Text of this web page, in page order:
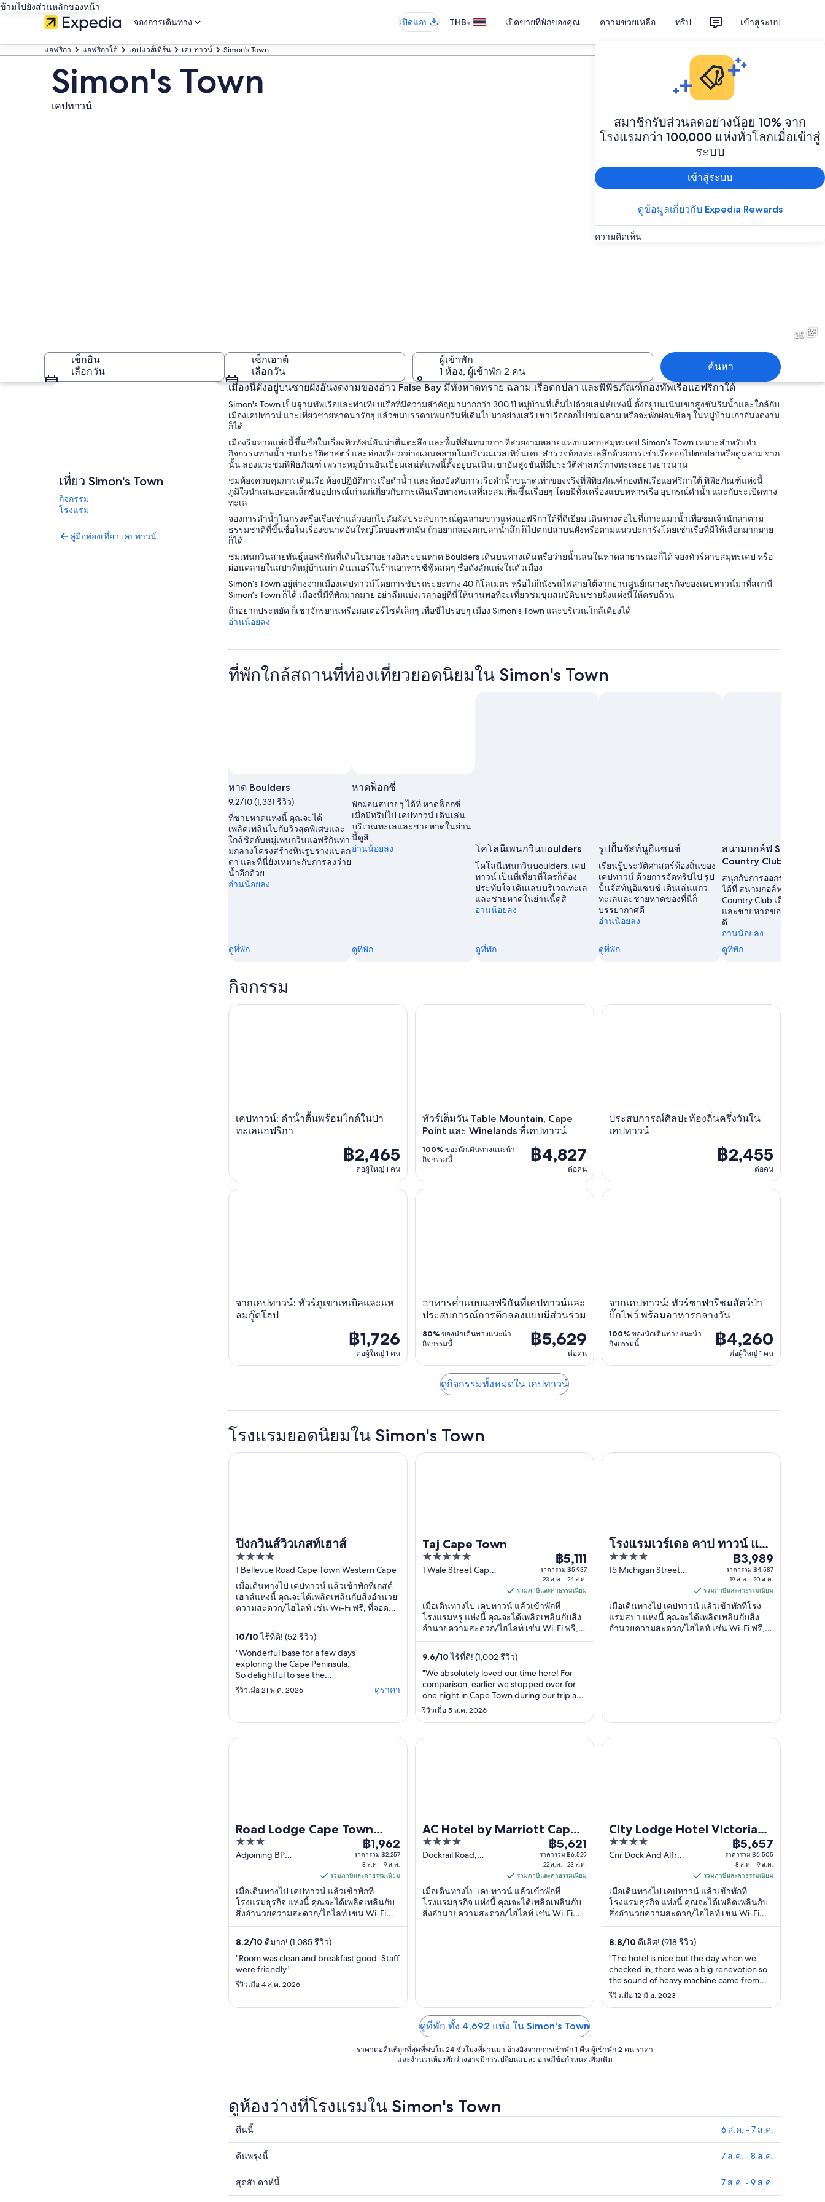
ข้ามไปยังส่วนหลักของหน้า
จองการเดินทาง
เปิดแอป THB• เปิดขายที่พักของคุณ ความช่วยเหลือ ทริป เข้าสู่ระบบ
สมาชิกรับส่วนลดอย่างน้อย 10% จาก
โรงแรมกว่า 100,000 แห่งทั่วโลกเมื่อเข้าสู่
ระบบ
เข้าสู่ระบบ
ดูข้อมูลเกี่ยวกับ Expedia Rewards
ความคิดเห็น
แอฟริกา แอฟริกาใต้ เคปแวส์เทิร์น เคปทาวน์ Simon's Town
Simon's Town
เคปทาวน์
Simon's Town Simon's Town
25
เช็กอิน
เลือกวัน
เช็กเอาต์
เลือกวัน
ผู้เข้าพัก
1 ห้อง, ผู้เข้าพัก 2 คน
ค้นหา
เที่ยว Simon's Town
กิจกรรม
โรงแรม
คู่มือท่องเที่ยว เคปทาวน์
เมืองนี้ตั้งอยู่บนชายฝั่งอันงดงามของอ่าว False Bay มีทั้งหาดทราย ฉลาม เรือตกปลา และพิพิธภัณฑ์กองทัพเรือแอฟริกาใต้
Simon's Town เป็นฐานทัพเรือและท่าเทียบเรือที่มีความสำคัญมามากกว่า 300 ปี หมู่บ้านที่เต็มไปด้วยเสน่ห์แห่งนี้ ตั้งอยู่บนเนินเขาสูงชันริมน้ำและใกล้กับ
เมืองเคปทาวน์ แวะเที่ยวชายหาดน่ารักๆ แล้วชมบรรดาเพนกวินที่เดินไปมาอย่างเสรี เช่าเรือออกไปชมฉลาม หรือจะพักผ่อนชิลๆ ในหมู่บ้านเก่าอันงดงาม
ก็ได้
เมืองริมหาดแห่งนี้ขึ้นชื่อในเรื่องทิวทัศน์อันน่าตื่นตะลึง และพื้นที่สันทนาการที่สวยงามหลายแห่งบนคาบสมุทรเคป Simon’s Town เหมาะสำหรับทำ
กิจกรรมทางน้ำ ชมประวัติศาสตร์ และท่องเที่ยวอย่างผ่อนคลายในบริเวณเวสเทิร์นเคป สำรวจท้องทะเลลึกด้วยการเช่าเรือออกไปตกปลาหรือดูฉลาม จาก
นั้น ลองแวะชมพิพิธภัณฑ์ เพราะหมู่บ้านอันเปี่ยมเสน่ห์แห่งนี้ตั้งอยู่บนเนินเขาอันสูงชันที่มีประวัติศาสตร์ทางทะเลอย่างยาวนาน
ชมห้องควบคุมการเดินเรือ ห้องปฏิบัติการเรือดำน้ำ และห้องบังคับการเรือดำน้ำขนาดเท่าของจริงที่พิพิธภัณฑ์กองทัพเรือแอฟริกาใต้ พิพิธภัณฑ์แห่งนี้
ภูมิใจนำเสนอคอลเล็กชันอุปกรณ์เก่าแก่เกี่ยวกับการเดินเรือทางทะเลที่สะสมเพิ่มขึ้นเรื่อยๆ โดยมีทั้งเครื่องแบบทหารเรือ อุปกรณ์ดำน้ำ และกับระเบิดทาง
ทะเล
จองการดำน้ำในกรงหรือเรือเช่าแล้วออกไปสัมผัสประสบการณ์ดูฉลามขาวแห่งแอฟริกาใต้ที่ดีเยี่ยม เดินทางต่อไปที่เกาะแมวน้ำเพื่อชมเจ้านักล่าตาม
ธรรมชาติที่ขึ้นชื่อในเรื่องขนาดอันใหญ่โตของพวกมัน ถ้าอยากลองตกปลาน้ำลึก ก็ไปตกปลาบนฝั่งหรือตามแนวปะการังโดยเช่าเรือที่มีให้เลือกมากมาย
ก็ได้
ชมเพนกวินสายพันธุ์แอฟริกันที่เดินไปมาอย่างอิสระบนหาด Boulders เดินบนทางเดินหรือว่ายน้ำเล่นในหาดสาธารณะก็ได้ จองทัวร์คาบสมุทรเคป หรือ
ผ่อนคลายในสปาที่หมู่บ้านเก่า ดินเนอร์ในร้านอาหารซีฟู้ดสดๆ ชื่อดังสักแห่งในตัวเมือง
Simon’s Town อยู่ห่างจากเมืองเคปทาวน์โดยการขับรถระยะทาง 40 กิโลเมตร หรือไม่ก็นั่งรถไฟสายใต้จากย่านศูนย์กลางธุรกิจของเคปทาวน์มาที่สถานี
Simon’s Town ก็ได้ เมืองนี้มีที่พักมากมาย อย่าลืมแบ่งเวลาอยู่ที่นี่ให้นานพอที่จะเที่ยวชมขุมสมบัติบนชายฝั่งแห่งนี้ให้ครบถ้วน
ถ้าอยากประหยัด ก็เช่าจักรยานหรือมอเตอร์ไซค์เล็กๆ เพื่อขี่ไปรอบๆ เมือง Simon’s Town และบริเวณใกล้เคียงได้
อ่านน้อยลง
ที่พักใกล้สถานที่ท่องเที่ยวยอดนิยมใน Simon's Town
หาด Boulders
9.2/10 (1,331 รีวิว)
ที่ชายหาดแห่งนี้ คุณจะได้
เพลิดเพลินไปกับวิวสุดพิเศษและ
ใกล้ชิดกับหมู่เพนกวินแอฟริกันท่า
มกลางโครงสร้างหินรูปร่างแปลก
ตา และที่นี่ยังเหมาะกับการลงว่าย
น้ำอีกด้วย
อ่านน้อยลง
ดูที่พัก
หาดฟ็อกซี่
พักผ่อนสบายๆ ได้ที่ หาดฟ็อกซี่
เมื่อมีทริปไป เคปทาวน์ เดินเล่น
บริเวณทะเลและชายหาดในย่าน
นี้ดูสิ
อ่านน้อยลง
ดูที่พัก
โคโลนีเพนกวินบoulders
โคโลนีเพนกวินบoulders, เคป
ทาวน์ เป็นที่เที่ยวที่ใครก็ต้อง
ประทับใจ เดินเล่นบริเวณทะเล
และชายหาดในย่านนี้ดูสิ
อ่านน้อยลง
ดูที่พัก
รูปปั้นจัสท์นูอิแซนซ์
เรียนรู้ประวัติศาสตร์ท้องถิ่นของ
เคปทาวน์ ด้วยการจัดทริปไป รูป
ปั้นจัสท์นูอิแซนซ์ เดินเล่นแถว
ทะเลและชายหาดของที่นี่ก็
บรรยากาศดี
อ่านน้อยลง
ดูที่พัก
สนามกอล์ฟ Simon's
Country Club
สนุกกับการออกรอบใน เคป
ได้ที่ สนามกอล์ฟ Simon's
Country Club เดินเล่นแถว
และชายหาดของที่นี่ก็บรรย
ดี
อ่านน้อยลง
ดูที่พัก
กิจกรรม
เคปทาวน์: ดําน้ําตื้นพร้อมไกด์ในป่า
ทะเลแอฟริกา
฿2,465
ต่อผู้ใหญ่ 1 คน
เคปทาวน์: ดําน้ําตื้นพร้อมไกด์ในป่าทะเลแอฟริกา
ทัวร์เต็มวัน Table Mountain, Cape
Point และ Winelands ที่เคปทาวน์
฿4,827
ต่อคน
100% ของนักเดินทางแนะนำ
กิจกรรมนี้
ทัวร์เต็มวัน Table Mountain, Cape Point และ Winelands ที่เคปทาวน์
ประสบการณ์ศิลปะท้องถิ่นครึ่งวันใน
เคปทาวน์
฿2,455
ต่อคน
ประสบการณ์ศิลปะท้องถิ่นครึ่งวันในเคปทาวน์
จากเคปทาวน์: ทัวร์ภูเขาเทเบิลและแห
ลมกู๊ดโฮป
฿1,726
ต่อผู้ใหญ่ 1 คน
จากเคปทาวน์: ทัวร์ภูเขาเทเบิลและแหลมกู๊ดโฮป
อาหารค่ําแบบแอฟริกันที่เคปทาวน์และ
ประสบการณ์การตีกลองแบบมีส่วนร่วม
฿5,629
ต่อคน
80% ของนักเดินทางแนะนำ
กิจกรรมนี้
อาหารค่ําแบบแอฟริกันที่เคปทาวน์และประสบการณ์การตีกลองแบบมีส่วนร่วม
จากเคปทาวน์: ทัวร์ซาฟารีชมสัตว์ป่า
บิ๊กไฟว์ พร้อมอาหารกลางวัน
฿4,260
ต่อผู้ใหญ่ 1 คน
100% ของนักเดินทางแนะนำ
กิจกรรมนี้
จากเคปทาวน์: ทัวร์ซาฟารีชมสัตว์ป่าบิ๊กไฟว์ พร้อมอ
ดูกิจกรรมทั้งหมดใน เคปทาวน์
โรงแรมยอดนิยมใน Simon's Town
ปิงกวินส์วิวเกสท์เฮาส์
4
out
of
5
1 Bellevue Road Cape Town Western Cape
เมื่อเดินทางไป เคปทาวน์ แล้วเข้าพักที่เกสต์
เฮาส์แห่งนี้ คุณจะได้เพลิดเพลินกับสิ่งอำนวย
ความสะดวก/ไฮไลท์ เช่น Wi-Fi ฟรี, ที่จอดรถ
ฟรี และ สวน ที่เที่ยวยอดนิยมในบริเวณใกล้
เคียง ...
10/10ไร้ที่ติ! (52 รีวิว)
"Wonderful base for a few days
exploring the Cape Peninsula.
So delightful to see the
adorable African Penguins from
everything we needed - highly
รีวิวเมื่อ 21 พ.ค. 2026 ดูราคา
ปิงกวินส์วิวเกสท์เฮาส์
Taj Cape Town
5
out
1 Wale Street Cape
ราคา
฿5,111
ต่อ
คืน
เข้า
พัก
ถึง
24
฿5,111
ราคารวม ฿5,937
23 ส.ค. - 24 ส.ค.
รวมภาษีและค่าธรรมเนียม
เมื่อเดินทางไป เคปทาวน์ แล้วเข้าพักที่
โรงแรมหรู แห่งนี้ คุณจะได้เพลิดเพลินกับสิ่ง
อำนวยความสะดวก/ไฮไลท์ เช่น Wi-Fi ฟรี,
บริการสปาครบวงจร และ 2 ห้องอาหาร ผู้เข้า
พักที่จองกับเรารีวิวว่าชอบพนักงานและสภาพ
ที่พักเป็นพิเศษ ...
9.6/10ไร้ที่ติ! (1,002 รีวิว)
"We absolutely loved our time here! For
comparison, earlier we stopped over for
one night in Cape Town during our trip and
stayed at a supposed luxury hotel directly
hotel (The Taj) when we returned to Cape
รีวิวเมื่อ 5 ส.ค. 2026
Taj Cape Town
โรงแรมเวร์เดอ คาป ทาวน์ แอร์
พอร์ต
4
out
15 Michigan Street,
Cape
ราคา
฿3,989
ต่อ
คืน
เข้า
พัก
฿3,989
ราคารวม ฿4,587
19 ส.ค. - 20 ส.ค.
รวมภาษีและค่าธรรมเนียม
เมื่อเดินทางไป เคปทาวน์ แล้วเข้าพักที่โรง
แรมสปา แห่งนี้ คุณจะได้เพลิดเพลินกับสิ่ง
อำนวยความสะดวก/ไฮไลท์ เช่น Wi-Fi ฟรี, ที่
โรงแรมเวร์เดอ คาป ทาวน์ แอร์พอร์ต
Road Lodge Cape Town
International Airport
3
out
Adjoining BP
Western Cape
ราคา
฿1,962
ต่อ
คืน
เข้า
พัก
ถึง
฿1,962
ราคารวม ฿2,257
8 ส.ค. - 9 ส.ค.
รวมภาษีและค่าธรรมเนียม
เมื่อเดินทางไป เคปทาวน์ แล้วเข้าพักที่
โรงแรมธุรกิจ แห่งนี้ คุณจะได้เพลิดเพลินกับ
สิ่งอำนวยความสะดวก/ไฮไลท์ เช่น Wi-Fi
ฟรี, ที่จอดรถฟรี และ อาหารเช้า ผู้เข้าพักที่
จองกับเรารีวิวว่าชอบอาหารเช้าและ
พนักงานเป็นพิเศษ ...
8.2/10 ดีมาก! (1,085 รีวิว)
"Room was clean and breakfast good. Staff
were friendly."
รีวิวเมื่อ 4 ส.ค. 2026
Road Lodge Cape Town International Airport
AC Hotel by Marriott Cape
Town Waterfront
4
out
Dockrail Road,
ราคา
฿5,621
ต่อ
คืน
เข้า
พัก
฿5,621
ราคารวม ฿6,529
22 ส.ค. - 23 ส.ค.
รวมภาษีและค่าธรรมเนียม
เมื่อเดินทางไป เคปทาวน์ แล้วเข้าพักที่
โรงแรมธุรกิจ แห่งนี้ คุณจะได้เพลิดเพลินกับ
สิ่งอำนวยความสะดวก/ไฮไลท์ เช่น Wi-Fi
AC Hotel by Marriott Cape Town Waterfront
City Lodge Hotel Victoria
And Alfred Waterfront
4
out
Cnr Dock And Alfred
ราคา
฿5,657
ต่อ
คืน
เข้า
พัก
ถึง
9
฿5,657
ราคารวม ฿6,505
8 ส.ค. - 9 ส.ค.
รวมภาษีและค่าธรรมเนียม
เมื่อเดินทางไป เคปทาวน์ แล้วเข้าพักที่
โรงแรมธุรกิจ แห่งนี้ คุณจะได้เพลิดเพลินกับ
สิ่งอำนวยความสะดวก/ไฮไลท์ เช่น Wi-Fi
ฟรี, ที่จอดรถฟรี และ อาหารเช้า ผู้เข้าพักที่
จองกับเรารีวิวว่าชอบพนักงานและความ
สะอาดของห้องพักเป็นพิเศษ ...
8.8/10 ดีเลิศ! (918 รีวิว)
"The hotel is nice but the day when we
checked in, there was a big renevotion so
the sound of heavy machine came from
the room above us from the moment we
รีวิวเมื่อ 12 มิ.ย. 2023
City Lodge Hotel Victoria And Alfred Waterfront
ดูที่พัก ทั้ง 4,692 แห่ง ใน Simon's Town
ราคาต่อคืนที่ถูกที่สุดที่พบใน 24 ชั่วโมงที่ผ่านมา อ้างอิงจากการเข้าพัก 1 คืน ผู้เข้าพัก 2 คน ราคา
และจำนวนห้องพักว่างอาจมีการเปลี่ยนแปลง อาจมีข้อกำหนดเพิ่มเติม
ดูห้องว่างที่โรงแรมใน Simon's Town
ดูรา
คา
ที่พัก
ใน
Simon's
คืนนี้ 6 ส.ค. - 7 ส.ค.
ดูรา
คา
ที่พัก
คืนพรุ่งนี้ 7 ส.ค. - 8 ส.ค.
ดูรา
คา
สุดสัปดาห์นี้ 7 ส.ค. - 9 ส.ค.